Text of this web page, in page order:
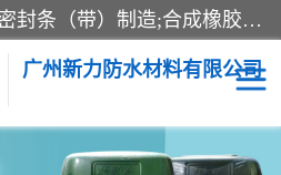
经营范围包括防水嵌缝密封条（带）制造;合成橡胶制造（监控化学品、危险化学品除外）;沥青混合物制造;防水胶粘带制造;其他合成材料制造（监控化学品、危险化学品除外）;涂料制造（监控化学品、危险化学品除外）;建筑结构防水补漏;防水建筑材料制造;粘合剂制造（监控化学品、危险化学品除外）;涂料零售;广州新力防水材料有限公司具有1处分支机构。
广州新力防水材料有限公司